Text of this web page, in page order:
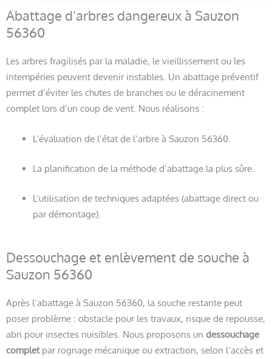
Abattage d’arbres dangereux à Sauzon
56360
Les arbres fragilisés par la maladie, le vieillissement ou les
intempéries peuvent devenir instables. Un abattage préventif
permet d’éviter les chutes de branches ou le déracinement
complet lors d’un coup de vent. Nous réalisons :
L’évaluation de l’état de l’arbre à Sauzon 56360.
La planification de la méthode d’abattage la plus sûre.
L’utilisation de techniques adaptées (abattage direct ou
par démontage).
Dessouchage et enlèvement de souche à
Sauzon 56360
Après l’abattage à Sauzon 56360, la souche restante peut
poser problème : obstacle pour les travaux, risque de repousse,
abri pour insectes nuisibles. Nous proposons un dessouchage
completpar rognage mécanique ou extraction, selon l’accès et